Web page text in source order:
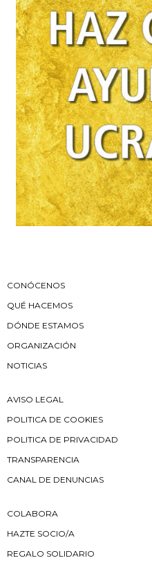
CONÓCENOS
QUÉ HACEMOS
DÓNDE ESTAMOS
ORGANIZACIÓN
NOTICIAS
AVISO LEGAL
POLITICA DE COOKIES
POLITICA DE PRIVACIDAD
TRANSPARENCIA
CANAL DE DENUNCIAS
COLABORA
HAZTE SOCIO/A
REGALO SOLIDARIO